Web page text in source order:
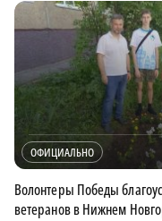
ОФИЦИАЛЬНО
Волонтеры Победы
ветеранов в Нижнем